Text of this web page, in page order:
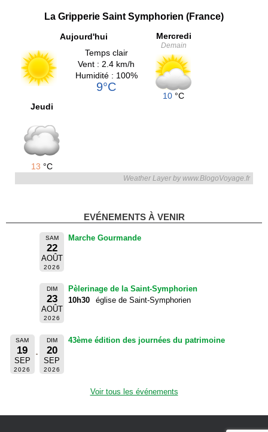
La Gripperie Saint Symphorien (France)
Aujourd'hui
Temps clair
Vent : 2.4 km/h
Humidité : 100%
9°C
Mercredi
Demain
10 °C
Jeudi
13 °C
Weather Layer by www.BlogoVoyage.fr
EVÉNEMENTS À VENIR
SAM
22
AOÛT
2026
Marche Gourmande
DIM
23
AOÛT
2026
Pèlerinage de la Saint-Symphorien
10h30
église de Saint-Symphorien
SAM
19
SEP
2026
DIM
20
SEP
2026
43ème édition des journées du patrimoine
Voir tous les événements